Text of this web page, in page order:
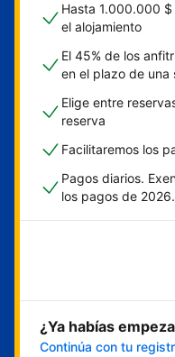
Hasta 1.000.000
el alojamiento
El 45% de los
en el plazo de una
Elige entre
reserva
Facilitaremos los
Pagos diarios.
los pagos de 2026.
¿Ya habías
Continúa con tu